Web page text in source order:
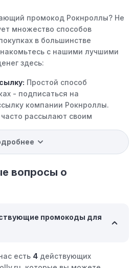
промокод Рокнроллы? Не
множество способов
в большинстве
с нашими лучшими
здесь:
Простой способ
- подписаться на
компании Рокнроллы.
рассылают своим
программы поощрения,
баллы или cashback на
баллы и обменивайте их на
время распродаж:Следите за
такими как "черная
предлагают значительные
вопросы о
промокоды для
есть 4 действующих